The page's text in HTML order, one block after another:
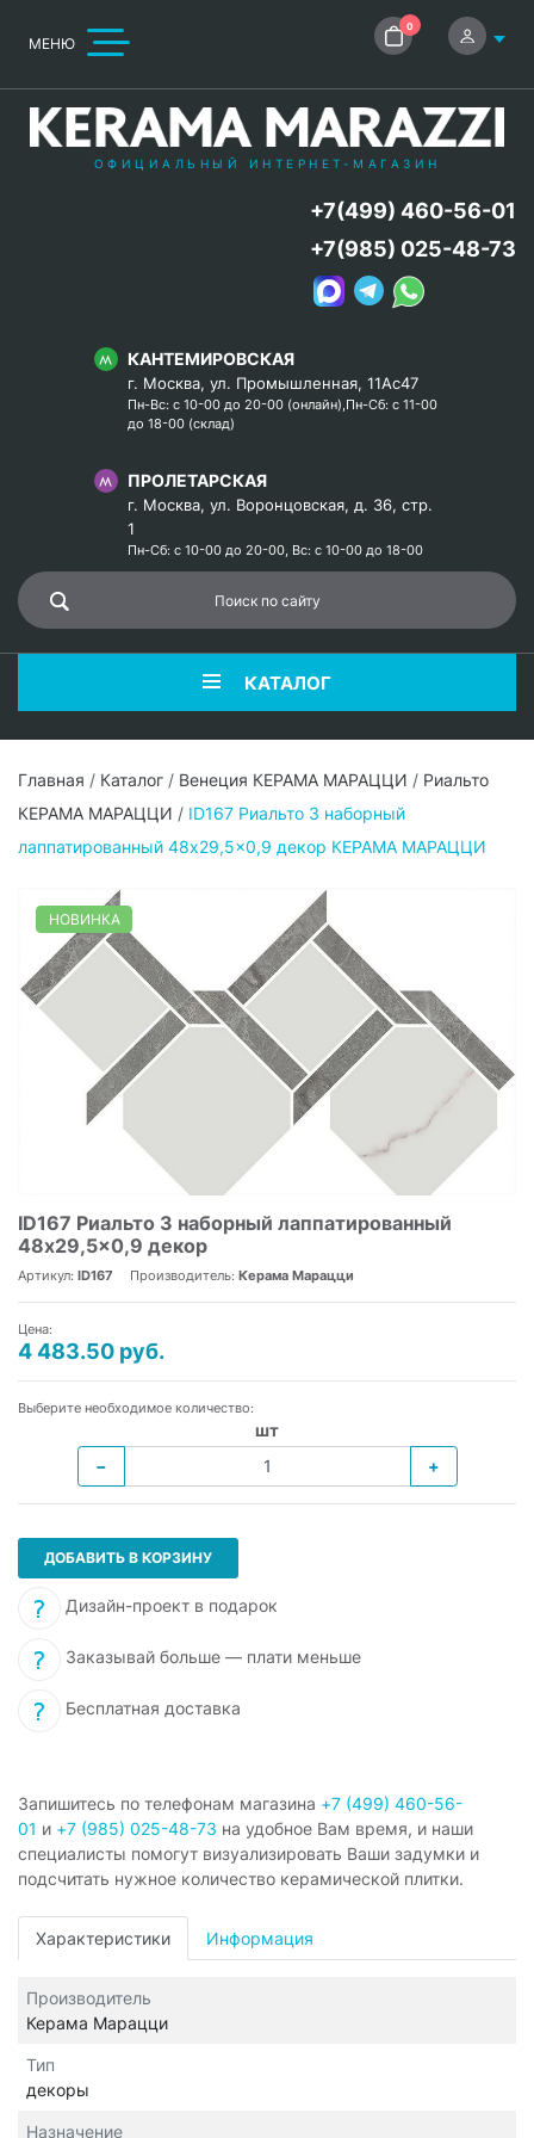
МЕНЮ
0
ОФИЦИАЛЬНЫЙ ИНТЕРНЕТ-МАГАЗИН
КАНТЕМИРОВСКАЯ
г. Москва, ул. Промышленная, 11Ас47
Пн-Вс: с 10-00 до 20-00 (онлайн),Пн-Сб: с 11-00
до 18-00 (склад)
ПРОЛЕТАРСКАЯ
г. Москва, ул. Воронцовская, д. 36, стр.
1
Пн-Сб: с 10-00 до 20-00, Вс: с 10-00 до 18-00
+7(499) 460-56-01
+7(985) 025-48-73
КАТАЛОГ
Главная / Каталог / Венеция КЕРАМА МАРАЦЦИ / Риальто
КЕРАМА МАРАЦЦИ / ID167 Риальто 3 наборный
лаппатированный 48x29,5x0,9 декор КЕРАМА МАРАЦЦИ
НОВИНКА
ID167 Риальто 3 наборный лаппатированный
48x29,5x0,9 декор
Артикул: ID167 Производитель: Керама Марацци
Цена:
4 483.50 руб.
Выберите необходимое количество:
шт
−
+
ДОБАВИТЬ В КОРЗИНУ
Дизайн-проект в подарок
Заказывай больше — плати меньше
Бесплатная доставка
Запишитесь по телефонам магазина +7 (499) 460-56-
01 и +7 (985) 025-48-73 на удобное Вам время, и наши
специалисты помогут визуализировать Ваши задумки и
подсчитать нужное количество керамической плитки.
Характеристики Информация
Производитель
Керама Марацци
Тип
декоры
Назначение